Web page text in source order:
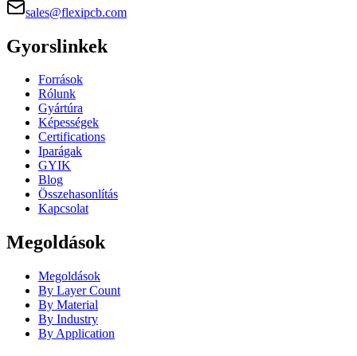
sales@flexipcb.com
Gyorslinkek
Források
Rólunk
Gyártúra
Képességek
Certifications
Iparágak
GYIK
Blog
Összehasonlítás
Kapcsolat
Megoldások
Megoldások
By Layer Count
By Material
By Industry
By Application